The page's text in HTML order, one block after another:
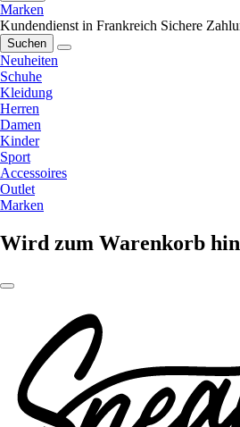
Marken
Kundendienst in Frankreich Sichere
Suchen
Neuheiten
Schuhe
Kleidung
Herren
Damen
Kinder
Sport
Accessoires
Outlet
Marken
Wird zum Warenkorb